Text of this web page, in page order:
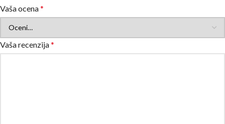
Vaša ocena*
Vaša recenzija*